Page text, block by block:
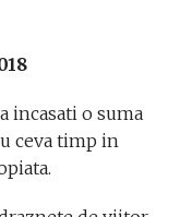
incasati o suma
ceva timp in